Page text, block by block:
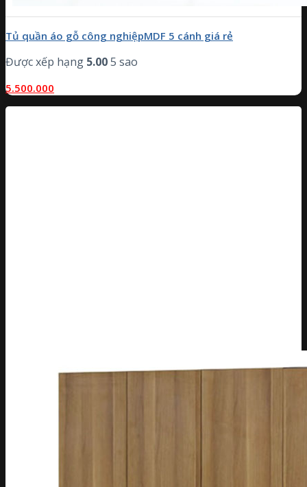
Tủ quần áo gỗ công nghiệpMDF 5 cánh giá rẻ
Được xếp hạng 5.005 sao
5.500.000